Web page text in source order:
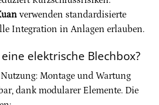
verwenden standardisierte
Integration in Anlagen erlauben.
elektrische Blechbox?
Montage und Wartung
dank modularer Elemente. Die